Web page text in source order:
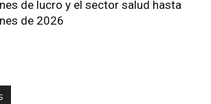
de lucro y el sector salud hasta
de 2026